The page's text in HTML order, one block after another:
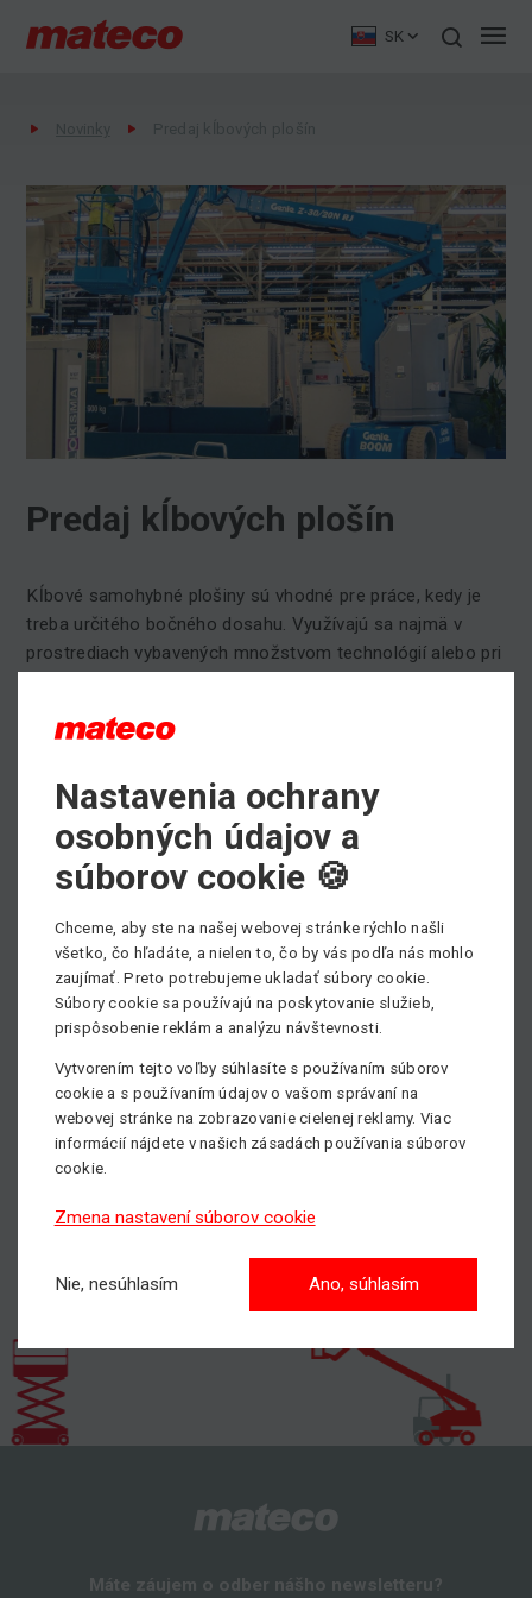
SK
Predaj kĺbových plošín
Kĺbové samohybné plošiny sú vhodné pre práce, kedy je
treba určitého bočného dosahu. Využívajú sa najmä v
prostrediach vybavených množstvom technológií alebo pri
že sú otočné 360° a vedia sa pohybovať v maximálnej
košom.
V našej ponuke napredaj nájdete kĺbové plošiny s
pracovnou výškou od 11,14m - 43,15m s nosnosťou od
Kompletnú ponuku kĺbových pracovných plošín na
prenájom nájdeteTU .
Potrebujete poradiť pri výbere vhodného pracovného
stroja?
Neváhajte kontaktovať nášho obchodníka, všetky kontakty
nájdeteTU.
Pošlite nám nezáväznýdopyt
Máte záujem o odber nášho newsletteru?
Nastavenia ochrany
osobných údajov a
súborov cookie 🍪
Chceme, aby ste na našej webovej stránke rýchlo našli
všetko, čo hľadáte, a nielen to, čo by vás podľa nás mohlo
zaujímať. Preto potrebujeme ukladať súbory cookie.
Súbory cookie sa používajú na poskytovanie služieb,
prispôsobenie reklám a analýzu návštevnosti.
Vytvorením tejto voľby súhlasíte s používaním súborov
cookie a s používaním údajov o vašom správaní na
webovej stránke na zobrazovanie cielenej reklamy. Viac
informácií nájdete v našich zásadách používania súborov
cookie.
Zmena nastavení súborov cookie
Nie, nesúhlasím Ano, súhlasím